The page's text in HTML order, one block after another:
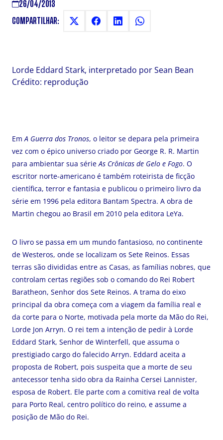
26/04/2013
COMPARTILHAR:
Lorde Eddard Stark, interpretado por Sean Bean
Crédito: reprodução
EmA Guerra dos Tronos, o leitor se depara pela primeira
vez com o épico universo criado por George R. R. Martin
para ambientar sua sérieAs Crônicas de Gelo e Fogo. O
escritor norte-americano é também roteirista de ficção
científica, terror e fantasia e publicou o primeiro livro da
série em 1996 pela editora Bantam Spectra. A obra de
Martin chegou ao Brasil em 2010 pela editora LeYa.
O livro se passa em um mundo fantasioso, no continente
de Westeros, onde se localizam os Sete Reinos. Essas
terras são divididas entre as Casas, as famílias nobres, que
controlam certas regiões sob o comando do Rei Robert
Baratheon, Senhor dos Sete Reinos. A trama do eixo
principal da obra começa com a viagem da família real e
da corte para o Norte, motivada pela morte da Mão do Rei,
Lorde Jon Arryn. O rei tem a intenção de pedir à Lorde
Eddard Stark, Senhor de Winterfell, que assuma o
prestigiado cargo do falecido Arryn. Eddard aceita a
proposta de Robert, pois suspeita que a morte de seu
antecessor tenha sido obra da Rainha Cersei Lannister,
esposa de Robert. Ele parte com a comitiva real de volta
para Porto Real, centro político do reino, e assume a
posição de Mão do Rei.